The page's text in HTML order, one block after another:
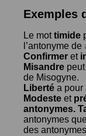
Exemples
Le mottimide
l’antonyme de
Confirmer et
Misandre
de Misogyne.
Liberté a pour
Modeste et
antonymes.
antonymes
des